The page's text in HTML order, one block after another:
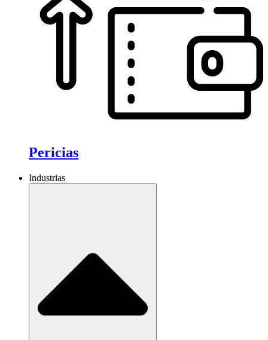
Pericias
Industrias